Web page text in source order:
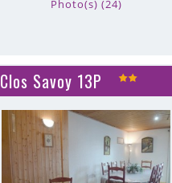
Photo(s) (24)
Clos Savoy 13P